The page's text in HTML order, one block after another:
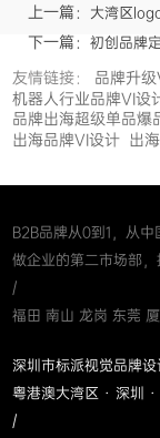
上一篇： 大湾区
下一篇： 初创品牌
友情链接： 品牌升
机器人行业品牌VI设
品牌出海超级单品爆
出海品牌VI设计 出
B2B品牌从0到1，从中
做企业的第二市场部
/
福田 南山 龙岗 东莞
深圳市标派视觉品牌
粤港澳大湾区 · 深圳
/